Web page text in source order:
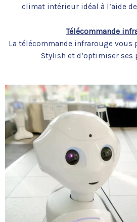
climat intérieur idéal à l’aide
Télécommande
La télécommande infrarouge vous
Stylish et d’optimiser ses